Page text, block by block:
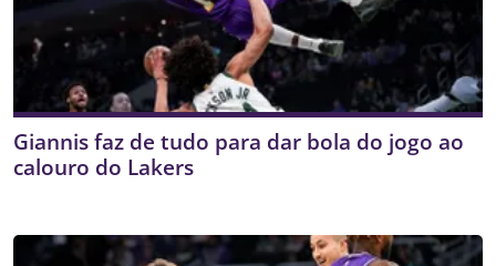
Giannis faz de tudo para dar bola do jogo ao
calouro do Lakers